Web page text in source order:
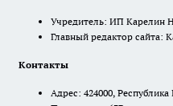
Учредитель: ИП Карелин
Главный редактор сайта:
Контакты
Адрес: 424000,